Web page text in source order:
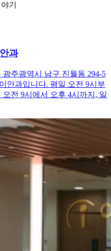
기
과
주광역시 남구 진월동 294-5
안과입니다. 평일 오전 9시부
전 9시에서 오후 4시까지, 일